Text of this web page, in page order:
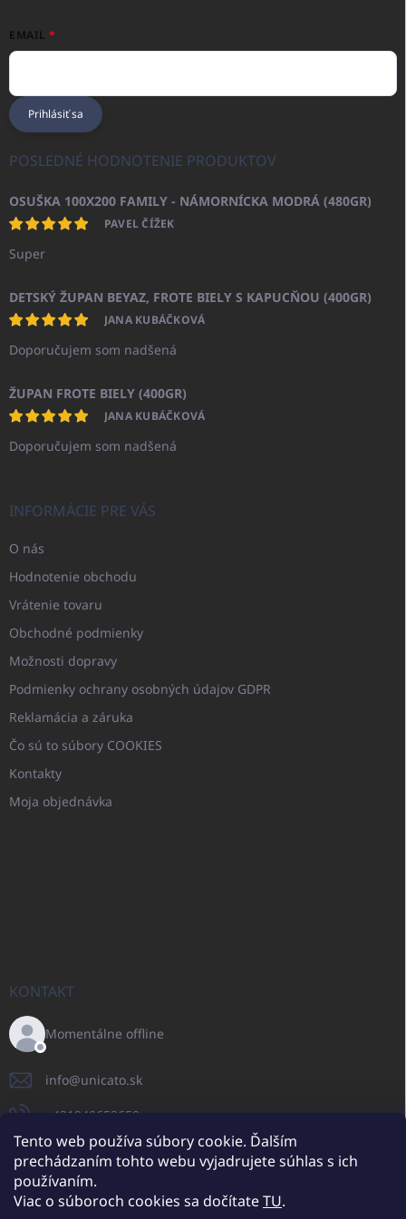
Tento web používa súbory cookie. Ďalším
prechádzaním tohto webu vyjadrujete súhlas s ich
používaním.
Viac o súboroch cookies sa dočítateTU.
EMAIL
Prihlásiť sa
POSLEDNÉ HODNOTENIE PRODUKTOV
OSUŠKA 100X200 FAMILY - NÁMORNÍCKA MODRÁ (480GR)
PAVEL ČÍŽEK
Super
DETSKÝ ŽUPAN BEYAZ, FROTE BIELY S KAPUCŇOU (400GR)
JANA KUBÁČKOVÁ
Doporučujem som nadšená
ŽUPAN FROTE BIELY (400GR)
JANA KUBÁČKOVÁ
Doporučujem som nadšená
INFORMÁCIE PRE VÁS
O nás
Hodnotenie obchodu
Vrátenie tovaru
Obchodné podmienky
Možnosti dopravy
Podmienky ochrany osobných údajov GDPR
Reklamácia a záruka
Čo sú to súbory COOKIES
Kontakty
Moja objednávka
KONTAKT
Momentálne offline
info@unicato.sk
+421940652650
UNICATO.sk
UNICATOshop.pl UNICATOshop.de